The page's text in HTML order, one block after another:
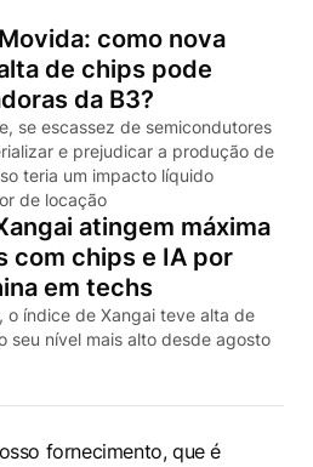
como nova
de chips pode
da B3?
se escassez de semicondutores
e prejudicar a produção de
teria um impacto líquido
de locação
atingem máxima
com chips e IA por
em techs
o índice de Xangai teve alta de
seu nível mais alto desde agosto
fornecimento, que é